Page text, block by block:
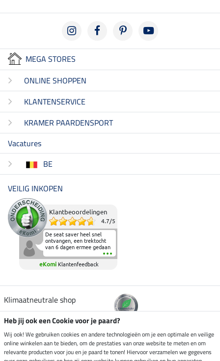
MEGA STORES
ONLINE SHOPPEN
KLANTENSERVICE
KRAMER PAARDENSPORT
Vacatures
BE
VEILIG INKOPEN
Klantbeoordelingen
4.7/5
De seat saver heel snel
ontvangen, een trektocht
van 6 dagen ermee gedaan
en deze heeft de beproeving
fantastisch doorstaan.
Heerlijk zacht om op te
elkaar in het zadel.
eKomi Klantenfeedback
Klimaatneutrale shop
Verzending per
Heb jij ook een Cookie voor je paard?
Wij ook! We gebruiken cookies en andere technologieën om je een optimale en veilige
online winkelen aan te bieden, om de prestaties van onze website te meten en om
relevante producten voor jou en je paard te tonen! Hiervoor verzamelen we gegevens